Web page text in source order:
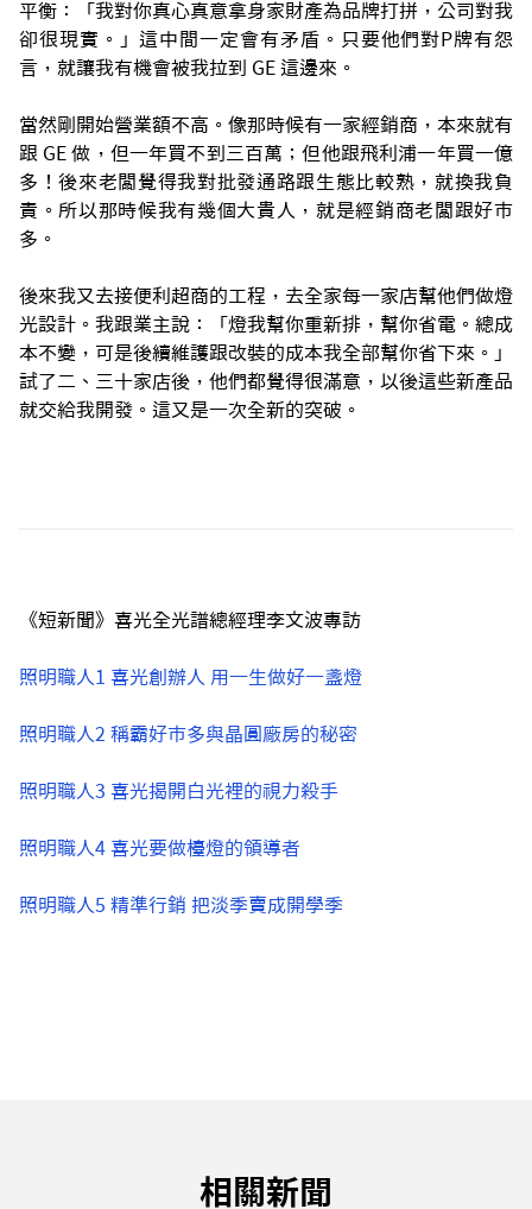
平衡：「我對你真心真意拿身家財產為品牌打拼，公司對我
卻很現實。」這中間一定會有矛盾。只要他們對P牌有怨
言，就讓我有機會被我拉到 GE 這邊來。
當然剛開始營業額不高。像那時候有一家經銷商，本來就有
跟 GE 做，但一年買不到三百萬；但他跟飛利浦一年買一億
多！後來老闆覺得我對批發通路跟生態比較熟，就換我負
責。所以那時候我有幾個大貴人，就是經銷商老闆跟好市
多。
後來我又去接便利超商的工程，去全家每一家店幫他們做燈
光設計。我跟業主說：「燈我幫你重新排，幫你省電。總成
本不變，可是後續維護跟改裝的成本我全部幫你省下來。」
試了二、三十家店後，他們都覺得很滿意，以後這些新產品
就交給我開發。這又是一次全新的突破。
《短新聞》喜光全光譜總經理李文波專訪
照明職人1 喜光創辦人 用一生做好一盞燈
照明職人2 稱霸好市多與晶圓廠房的秘密
照明職人3 喜光揭開白光裡的視力殺手
照明職人4 喜光要做檯燈的領導者
照明職人5 精準行銷 把淡季賣成開學季
相關新聞